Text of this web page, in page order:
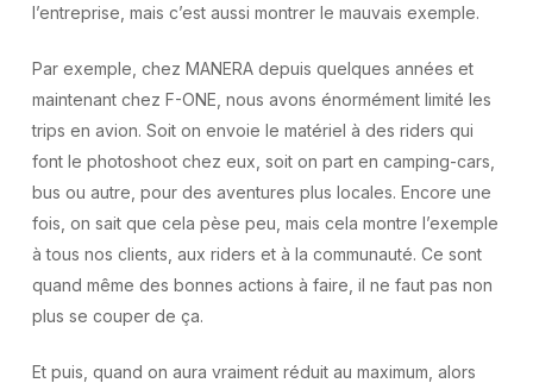
l’entreprise, mais c’est aussi montrer le mauvais exemple.
Par exemple, chez MANERA depuis quelques années et
maintenant chez F-ONE, nous avons énormément limité les
trips en avion. Soit on envoie le matériel à des riders qui
font le photoshoot chez eux, soit on part en camping-cars,
bus ou autre, pour des aventures plus locales. Encore une
fois, on sait que cela pèse peu, mais cela montre l’exemple
à tous nos clients, aux riders et à la communauté. Ce sont
quand même des bonnes actions à faire, il ne faut pas non
plus se couper de ça.
Et puis, quand on aura vraiment réduit au maximum, alors